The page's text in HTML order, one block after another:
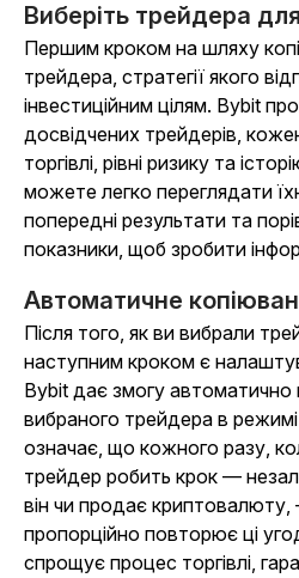
Виберіть трейдера
Першим кроком на шляху
трейдера, стратегії якого
інвестиційним цілям. Bybit
досвідчених трейдерів,
торгівлі, рівні ризику та
можете легко переглядати
попередні результати та
показники, щоб зробити
Автоматичне
Після того, як ви вибрали
наступним кроком є
Bybit дає змогу
вибраного трейдера в
означає, що кожного разу,
трейдер робить крок —
він чи продає
пропорційно повторює ці
спрощує процес торгівлі,